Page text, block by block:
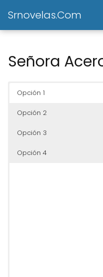
Srnovelas.Com
Señora
Opción 1
Opción 2
Opción 3
Opción 4